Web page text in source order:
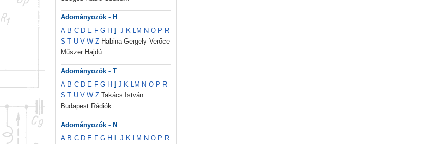
Adományozók - H
A B C D E F G H J K LM N O P R
S T U V W Z Habina Gergely Verőce
Műszer Hajdú...
Adományozók - T
A B C D E F G H J K LM N O P R
S T U V W Z Takács István
Budapest Rádiók...
Adományozók - N
A B C D E F G H J K LM N O P R